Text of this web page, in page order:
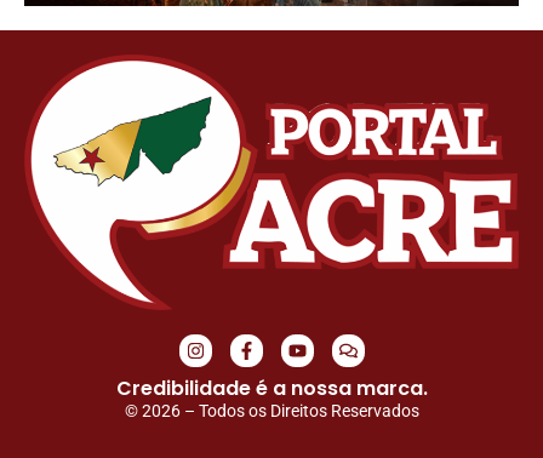
Credibilidade é a nossa marca.
© 2026 – Todos os Direitos Reservados